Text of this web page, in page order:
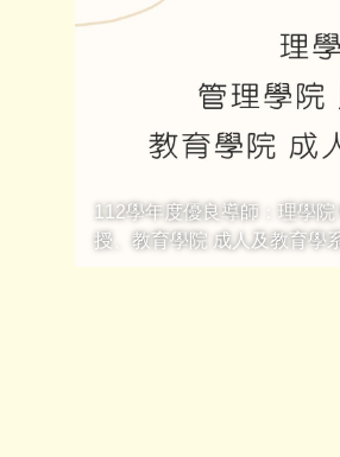
112學年度優良導師：理學
授、教育學院 成人及教育學